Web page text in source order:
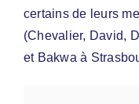
certains de leurs
(Chevalier, David,
et Bakwa à